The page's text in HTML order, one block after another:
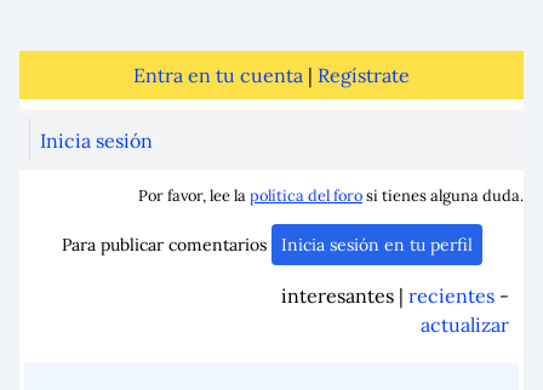
Entra en tu cuenta | Regístrate
Inicia sesión
Por favor, lee lapolítica del forosi tienes alguna duda.
Para publicar comentarios Inicia sesión en tu perfil
interesantes | recientes -
actualizar